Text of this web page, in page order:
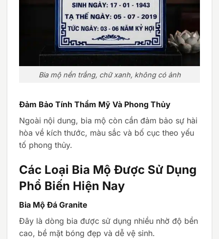
Bia mộ nền trắng, chữ xanh, không có ảnh
Đảm Bảo Tính Thẩm Mỹ Và Phong Thủy
Ngoài nội dung, bia mộ còn cần đảm bảo sự hài
hòa về kích thước, màu sắc và bố cục theo yếu
tố phong thủy.
Các Loại Bia Mộ Được Sử Dụng
Phổ Biến Hiện Nay
Bia Mộ Đá Granite
Đây là dòng bia được sử dụng nhiều nhờ độ bền
cao, bề mặt bóng đẹp và dễ vệ sinh.